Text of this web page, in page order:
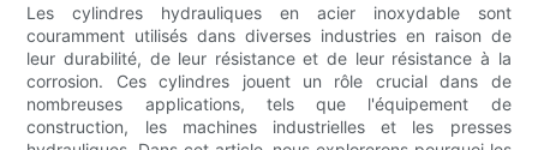
Les cylindres hydrauliques en acier inoxydable sont
couramment utilisés dans diverses industries en raison de
leur durabilité, de leur résistance et de leur résistance à la
corrosion. Ces cylindres jouent un rôle crucial dans de
nombreuses applications, tels que l'équipement de
construction, les machines industrielles et les presses